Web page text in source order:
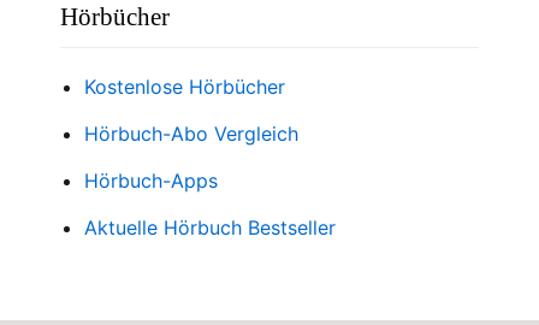
Hörbücher
Kostenlose Hörbücher
Hörbuch-Abo Vergleich
Hörbuch-Apps
Aktuelle Hörbuch Bestseller